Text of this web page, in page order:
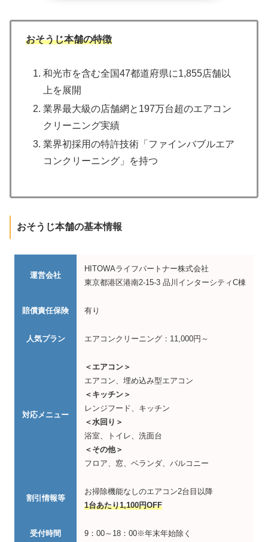
おそうじ本舗の特徴
和光市を含む全国47都道府県に1,855店舗以
上を展開
業界最大級の店舗網と197万台超のエアコン
クリーニング実績
業界初採用の特許技術「ファインバブルエア
コンクリーニング」を持つ
おそうじ本舗の基本情報
運営会社
HITOWAライフパートナー株式会社
東京都港区港南2-15-3 品川インターシティC棟
賠償責任保険 有り
人気プラン エアコンクリーニング：11,000円～
対応メニュー
＜エアコン＞
エアコン、埋め込み型エアコン
＜キッチン＞
レンジフード、キッチン
＜水回り＞
浴室、トイレ、洗面台
＜その他＞
フロア、窓、ベランダ、バルコニー
割引情報等
お掃除機能なしのエアコン2台目以降
1台あたり1,100円OFF
受付時間 9：00～18：00※年末年始除く